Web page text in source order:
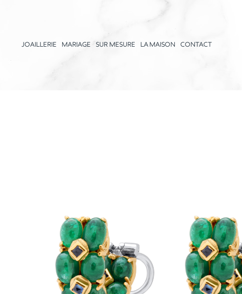
JOAILLERIE MARIAGE SUR MESURE LA MAISON CONTACT